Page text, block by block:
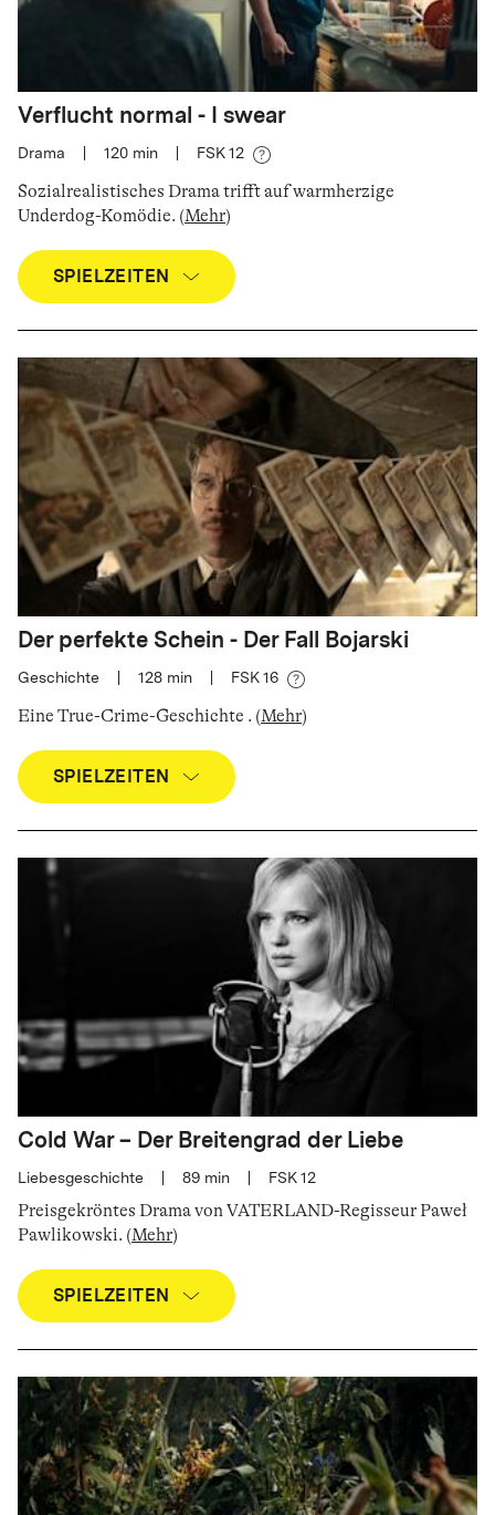
Verflucht normal - I swear
Drama 120 min FSK 12
Sozialrealistisches Drama trifft auf warmherzige
Underdog-Komödie. (Mehr)
SPIELZEITEN
Der perfekte Schein - Der Fall Bojarski
Geschichte 128 min FSK 16
Eine True-Crime-Geschichte . (Mehr)
SPIELZEITEN
Cold War – Der Breitengrad der Liebe
Liebesgeschichte 89 min FSK 12
Preisgekröntes Drama von VATERLAND-Regisseur Paweł
Pawlikowski. (Mehr)
SPIELZEITEN